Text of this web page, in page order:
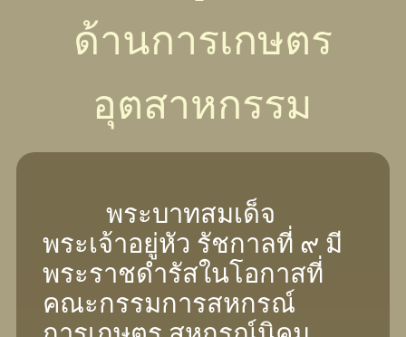
ด้านการเกษตร
อุตสาหกรรม
พระบาทสมเด็จ
พระเจ้าอยู่หัว รัชกาลที่ ๙ มี
พระราชดำรัสในโอกาสที่
คณะกรรมการสหกรณ์